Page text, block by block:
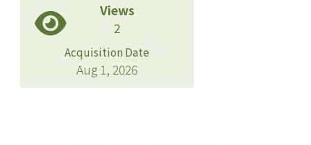
Views
2
Acquisition Date
Aug 1, 2026